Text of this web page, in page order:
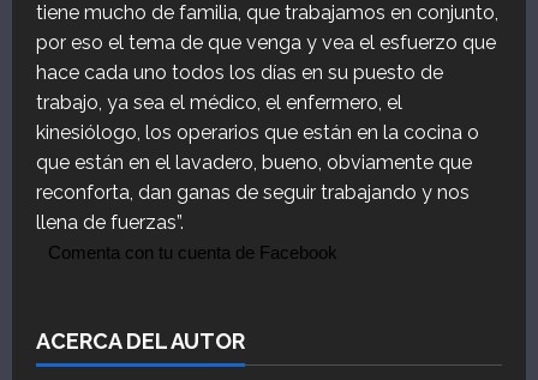
tiene mucho de familia, que trabajamos en conjunto,
por eso el tema de que venga y vea el esfuerzo que
hace cada uno todos los días en su puesto de
trabajo, ya sea el médico, el enfermero, el
kinesiólogo, los operarios que están en la cocina o
que están en el lavadero, bueno, obviamente que
reconforta, dan ganas de seguir trabajando y nos
llena de fuerzas”.
Comenta con tu cuenta de Facebook
ACERCA DEL AUTOR